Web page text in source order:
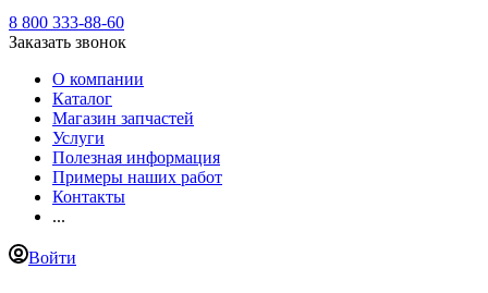
8 800 333-88-60
Заказать звонок
О компании
Каталог
Магазин запчастей
Услуги
Полезная информация
Примеры наших работ
Контакты
...
Войти